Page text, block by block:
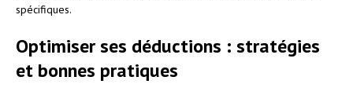
spécifiques.
Optimiser ses déductions : stratégies
et bonnes pratiques